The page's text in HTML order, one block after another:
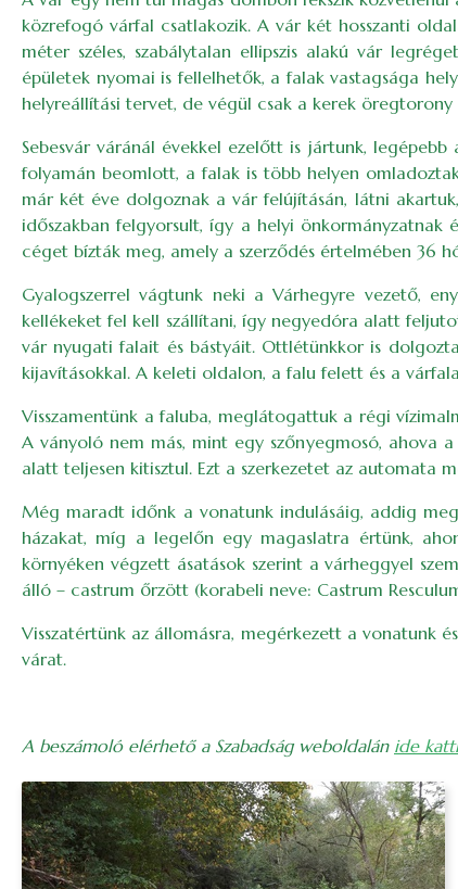
közrefogó várfal csatlakozik. A vár két hosszanti
méter széles, szabálytalan ellipszis alakú vár
épületek nyomai is fellelhetők, a falak vastagsága
helyreállítási tervet, de végül csak a kerek
Sebesvár váránál évekkel ezelőtt is jártunk,
folyamán beomlott, a falak is több helyen
már két éve dolgoznak a vár felújításán, látni
időszakban felgyorsult, így a helyi
céget bízták meg, amely a szerződés értelmében 36
Gyalogszerrel vágtunk neki a Várhegyre vezető,
kellékeket fel kell szállítani, így negyedóra alatt
vár nyugati falait és bástyáit. Ottlétünkkor is
kijavításokkal. A keleti oldalon, a falu felett és a
Visszamentünk a faluba, meglátogattuk a régi
A ványoló nem más, mint egy szőnyegmosó, ahova
alatt teljesen kitisztul. Ezt a szerkezetet az automata
Még maradt időnk a vonatunk indulásáig, addig
házakat, míg a legelőn egy magaslatra értünk,
környéken végzett ásatások szerint a várheggyel
álló – castrum őrzött (korabeli neve: Castrum
Visszatértünk az állomásra, megérkezett a vonatunk
várat.
A beszámoló elérhető a Szabadság weboldalán ide